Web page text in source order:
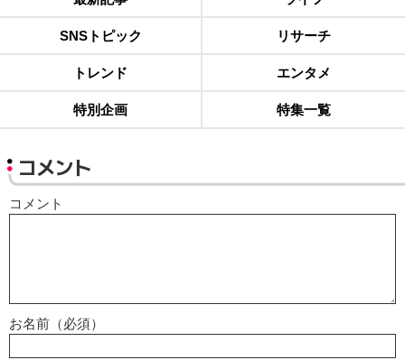
SNSトピック リサーチ
トレンド エンタメ
特別企画 特集一覧
コメント
コメント
お名前（必須）